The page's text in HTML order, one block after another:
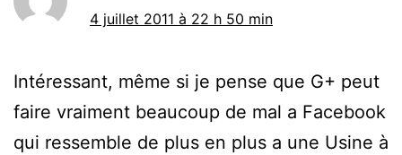
4 juillet 2011 à 22 h 50 min
Intéressant, même si je pense que G+ peut
faire vraiment beaucoup de mal a Facebook
qui ressemble de plus en plus a une Usine à